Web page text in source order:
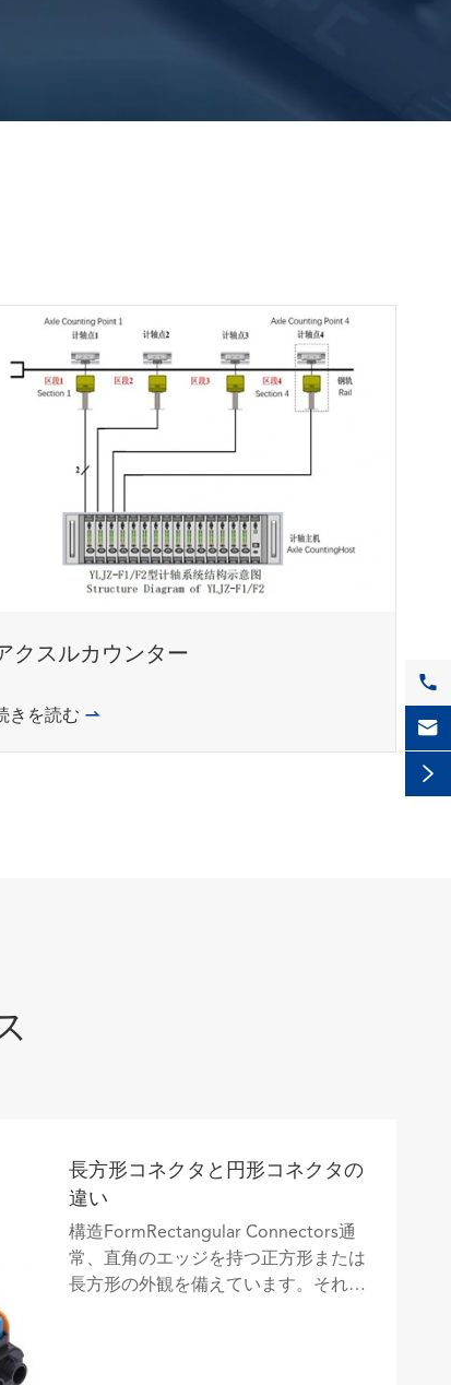
クスルカウンター
きを読む 
長方形コネクタと円形コネクタの
違い
構造FormRectangular Connectors通
常、直角のエッジを持つ正方形または
長方形の外観を備えています。それら


